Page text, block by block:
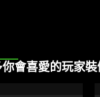
你會喜愛的玩家裝